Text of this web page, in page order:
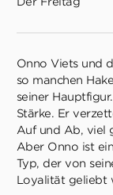
Onno Viets und
so manchen
seiner
Stärke. Er
Auf und Ab, viel
Aber Onno ist
Typ, der von
Loyalität geliebt